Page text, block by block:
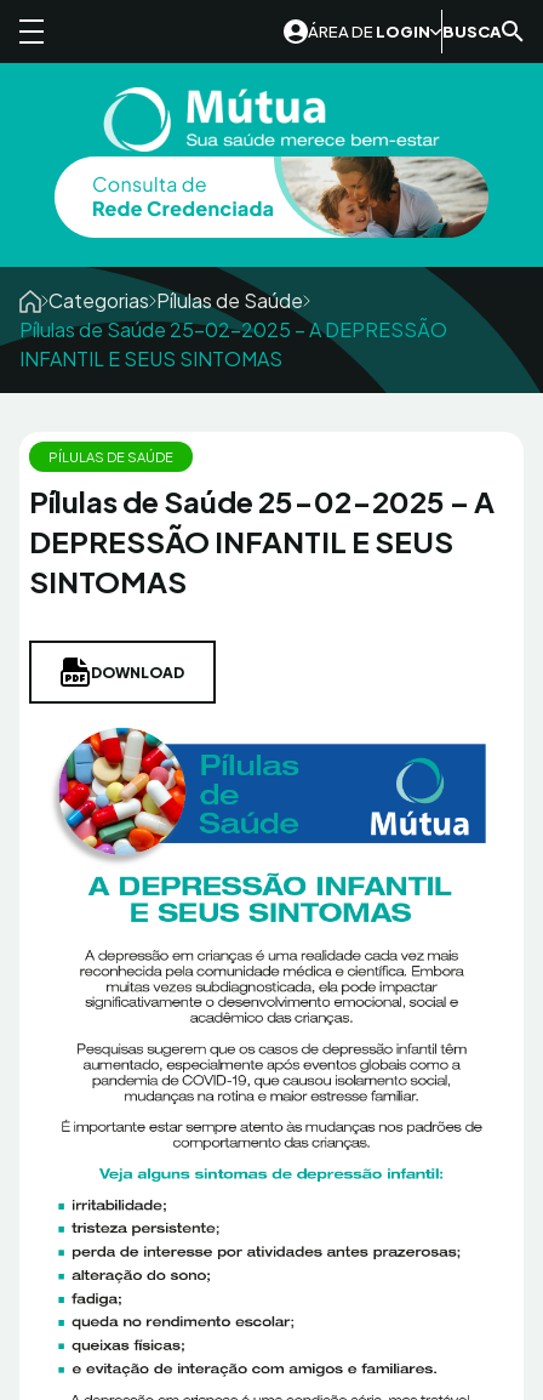
ÁREA DE LOGIN BUSCA
Categorias Pílulas de Saúde
Pílulas de Saúde 25-02-2025 – A DEPRESSÃO
INFANTIL E SEUS SINTOMAS
PÍLULAS DE SAÚDE
Pílulas de Saúde 25-02-2025 – A
DEPRESSÃO INFANTIL E SEUS
SINTOMAS
DOWNLOAD